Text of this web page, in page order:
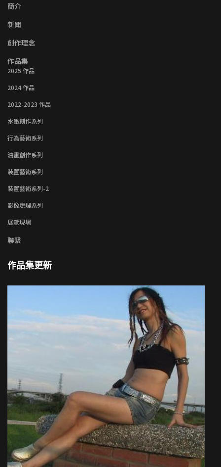
簡介
新聞
創作理念
作品集
2025 作品
2024 作品
2022-2023 作品
水墨創作系列
行為藝術系列
油畫創作系列
裝置藝術系列
裝置藝術系列-2
影像處理系列
展覽現場
聯繫
作品集更新